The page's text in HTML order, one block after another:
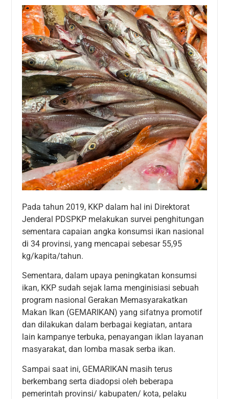
Pada tahun 2019, KKP dalam hal ini Direktorat
Jenderal PDSPKP melakukan survei penghitungan
sementara capaian angka konsumsi ikan nasional
di 34 provinsi, yang mencapai sebesar 55,95
kg/kapita/tahun.
Sementara, dalam upaya peningkatan konsumsi
ikan, KKP sudah sejak lama menginisiasi sebuah
program nasional Gerakan Memasyarakatkan
Makan Ikan (GEMARIKAN) yang sifatnya promotif
dan dilakukan dalam berbagai kegiatan, antara
lain kampanye terbuka, penayangan iklan layanan
masyarakat, dan lomba masak serba ikan.
Sampai saat ini, GEMARIKAN masih terus
berkembang serta diadopsi oleh beberapa
pemerintah provinsi/ kabupaten/ kota, pelaku